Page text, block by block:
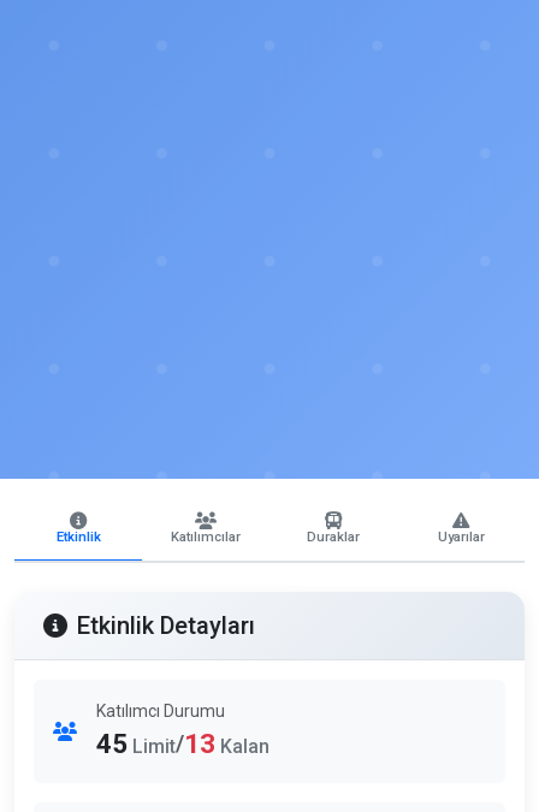
Etkinlik Katılımcılar Duraklar Uyarılar
Etkinlik Detayları
Katılımcı Durumu
45 Limit/13 Kalan